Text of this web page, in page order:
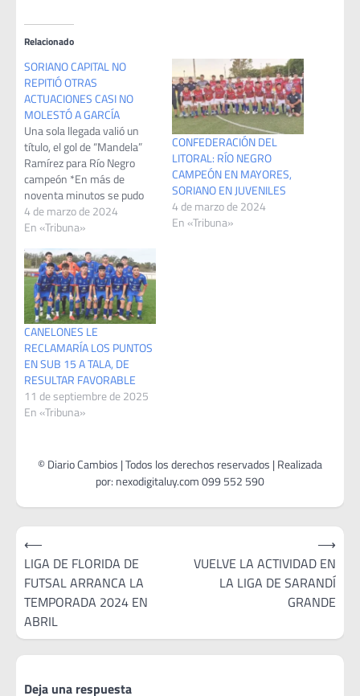
Relacionado
SORIANO CAPITAL NO
REPITIÓ OTRAS
ACTUACIONES CASI NO
MOLESTÓ A GARCÍA
Una sola llegada valió un
título, el gol de “Mandela”
Ramírez para Río Negro
campeón *En más de
noventa minutos se pudo
generar poco arriba, y se
jugó menos que en la
el “Prado” doloreño, se jugó
la semifinal de vuelta de
mayores, a nivel…
4 de marzo de 2024
En «Tribuna»
CONFEDERACIÓN DEL
LITORAL: RÍO NEGRO
CAMPEÓN EN MAYORES,
SORIANO EN JUVENILES
4 de marzo de 2024
En «Tribuna»
CANELONES LE
RECLAMARÍA LOS PUNTOS
EN SUB 15 A TALA, DE
RESULTAR FAVORABLE
11 de septiembre de 2025
En «Tribuna»
Navegación
de
entradas
⟵
LIGA DE FLORIDA DE
FUTSAL ARRANCA LA
TEMPORADA 2024 EN
ABRIL
VUELVE LA ACTIVIDAD EN
LA LIGA DE SARANDÍ
GRANDE
⟶
Deja una respuesta